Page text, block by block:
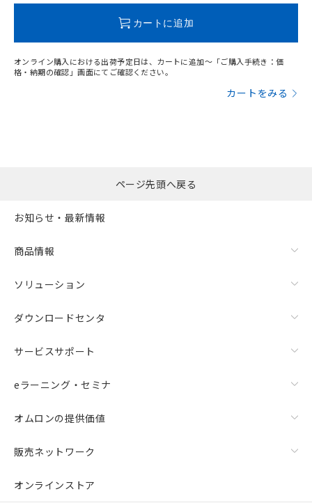
カートに追加
オンライン購入における出荷予定日は、カートに追加～「ご購入手続き：価
格・納期の確認」画面にてご確認ください。
カートをみる
ページ先頭へ戻る
お知らせ・最新情報
商品情報
ソリューション
ダウンロードセンタ
サービスサポート
eラーニング・セミナ
オムロンの提供価値
販売ネットワーク
オンラインストア